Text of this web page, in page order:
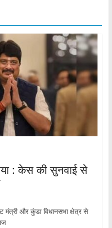
: केस की सुनवाई से
मंत्री और कुंडा विधानसभा क्षेत्र से